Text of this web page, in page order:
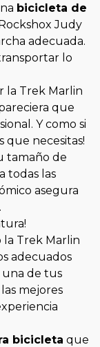
bicicleta de
Judy
adecuada.
lo
la Trek Marlin
que
Y como si
que necesitas!
tamaño de
todas las
asegura
la Trek Marlin
adecuados
una de tus
mejores
bicicleta que